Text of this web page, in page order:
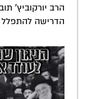
הרב יורקוביץ'
הדרישה להתפלל